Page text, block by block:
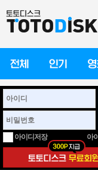
아이디저장 아